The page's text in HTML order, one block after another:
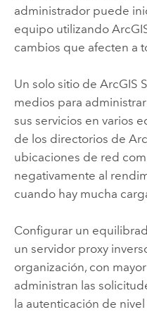
administrador puede
equipo utilizando
cambios que afecten a
Un solo sitio de ArcGIS
medios para
sus servicios en varios
de los directorios de
ubicaciones de red
negativamente al
cuando hay mucha
Configurar un
un servidor proxy
organización, con
administran las
la autenticación de